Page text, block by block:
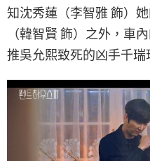
知沈秀蓮（李智雅 飾）
（韓智賢 飾）之外，車
推吳允熙致死的凶手千瑞